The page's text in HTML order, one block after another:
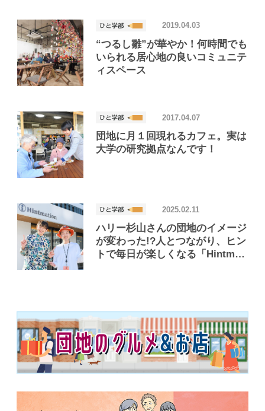
“つるし雛”が華やか！何時間でも
いられる居心地の良いコミュニテ
ィスペース
2019.04.03
団地に月１回現れるカフェ。実は
大学の研究拠点なんです！
2017.04.07
ハリー杉山さんの団地のイメージ
が変わった!?人とつながり、ヒン
トで毎日が楽しくなる「Hintmati
2025.02.11